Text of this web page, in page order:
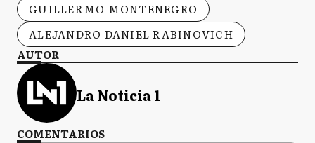
GUILLERMO MONTENEGRO
ALEJANDRO DANIEL RABINOVICH
AUTOR
La Noticia 1
COMENTARIOS